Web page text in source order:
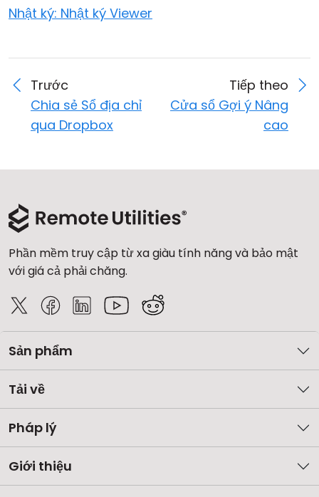
Nhật ký: Nhật ký Viewer
Trước
Chia sẻ Sổ địa chỉ
qua Dropbox
Tiếp theo
Cửa sổ Gợi ý Nâng
cao
Phần mềm truy cập từ xa giàu tính năng và bảo mật
với giá cả phải chăng.
Sản phẩm
Tải về
Pháp lý
Giới thiệu